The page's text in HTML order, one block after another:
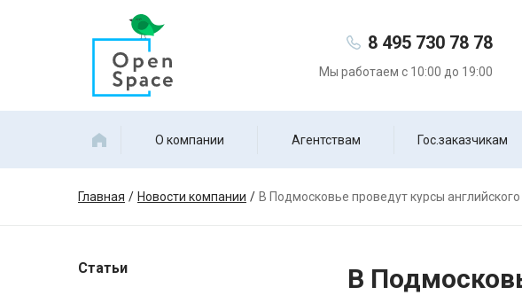
8 495 730 78 78
Мы работаем с 10:00 до 19:00
О компании Агентствам Гос.заказчикам
Главная Новости компании В Подмосковье проведут курсы
Статьи
В